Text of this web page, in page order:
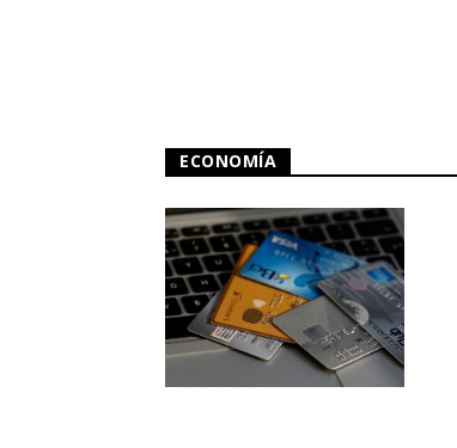
ECONOMÍA